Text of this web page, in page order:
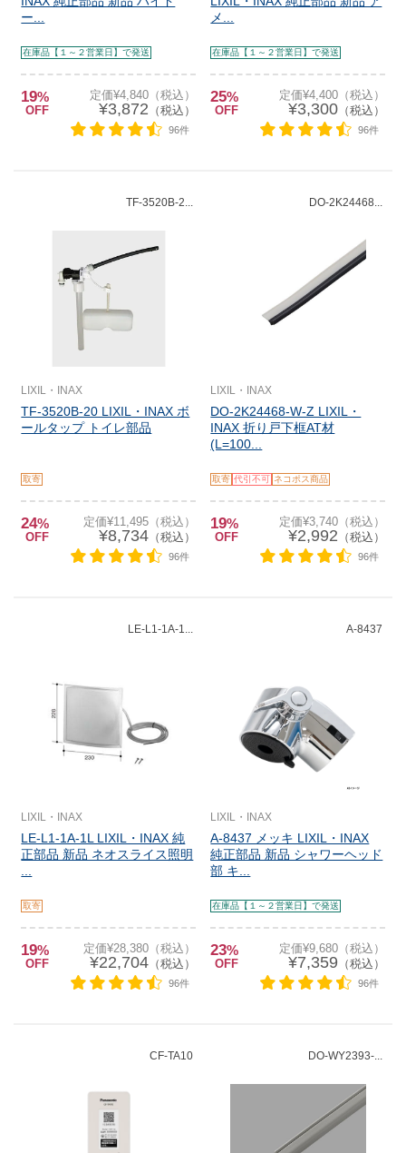
ー...
在庫品【１～２営業日】で発送
19%
OFF
定価¥4,840（税込）
¥3,872 （税込）
96件
メ...
在庫品【１～２営業日】で発送
25%
OFF
定価¥4,400（税込）
¥3,300（税込）
96件
TF-3520B-2...
LIXIL・INAX
TF-3520B-20 LIXIL・INAX ボ
ールタップ トイレ部品
取寄
24%
OFF
定価¥11,495（税込）
¥8,734（税込）
96件
DO-2K24468...
LIXIL・INAX
DO-2K24468-W-Z LIXIL・
INAX 折り戸下框AT材
(L=100...
取寄 代引不可 ネコポス商品
19%
OFF
定価¥3,740（税込）
¥2,992 （税込）
96件
LE-L1-1A-1...
LIXIL・INAX
LE-L1-1A-1L LIXIL・INAX 純
正部品 新品 ネオスライス照明
取寄
19%
OFF
定価¥28,380（税込）
¥22,704（税込）
96件
A-8437
LIXIL・INAX
A-8437 メッキ LIXIL・INAX
純正部品 新品 シャワーヘッド
部 キ...
在庫品【１～２営業日】で発送
23%
OFF
定価¥9,680（税込）
¥7,359 （税込）
96件
CF-TA10 DO-WY2393-...